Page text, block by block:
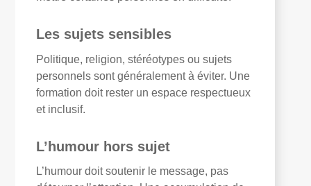
Les sujets sensibles
Politique, religion, stéréotypes ou sujets
personnels sont généralement à éviter. Une
formation doit rester un espace respectueux
et inclusif.
L’humour hors sujet
L’humour doit soutenir le message, pas